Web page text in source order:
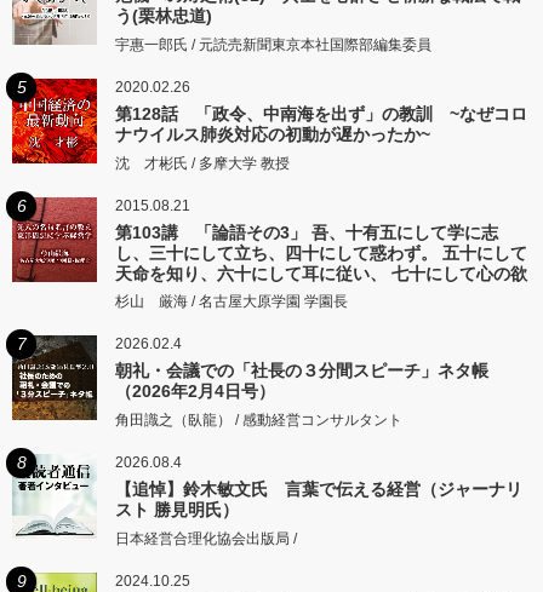
う(栗林忠道)
宇惠一郎氏 / 元読売新聞東京本社国際部編集委員
5 2020.02.26
第128話 「政令、中南海を出ず」の教訓 ~なぜコロ
ナウイルス肺炎対応の初動が遅かったか~
沈 才彬氏 / 多摩大学 教授
6 2015.08.21
第103講 「論語その3」 吾、十有五にして学に志
し、三十にして立ち、四十にして惑わず。 五十にして
天命を知り、六十にして耳に従い、 七十にして心の欲
するところに従いて矩をこえず。
杉山 厳海 / 名古屋大原学園 学園長
7 2026.02.4
朝礼・会議での「社長の３分間スピーチ」ネタ帳
（2026年2月4日号）
角田識之（臥龍） / 感動経営コンサルタント
8 2026.08.4
【追悼】鈴木敏文氏 言葉で伝える経営（ジャーナリ
スト 勝見明氏）
日本経営合理化協会出版局 /
9 2024.10.25